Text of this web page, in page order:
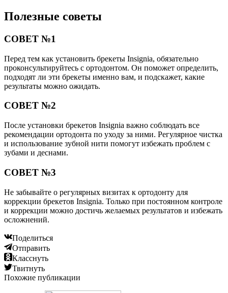
Полезные советы
СОВЕТ №1
Перед тем как установить брекеты Insignia, обязательно
проконсультируйтесь с ортодонтом. Он поможет определить,
подходят ли эти брекеты именно вам, и подскажет, какие
результаты можно ожидать.
СОВЕТ №2
После установки брекетов Insignia важно соблюдать все
рекомендации ортодонта по уходу за ними. Регулярное чистка
и использование зубной нити помогут избежать проблем с
зубами и деснами.
СОВЕТ №3
Не забывайте о регулярных визитах к ортодонту для
коррекции брекетов Insignia. Только при постоянном контроле
и коррекции можно достичь желаемых результатов и избежать
осложнений.
Поделиться
Отправить
Класснуть
Твитнуть
Похожие публикации